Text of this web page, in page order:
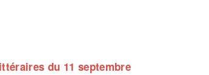
du 11 septembre